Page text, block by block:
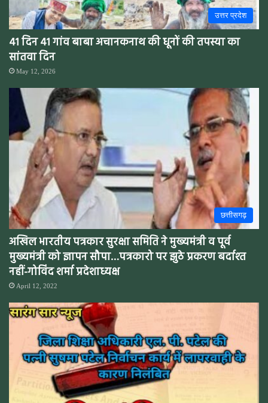
उत्तर प्रदेश
41 दिन 41 गांव बाबा अचानकनाथ की धूनों की तपस्या का
सांतवा दिन
May 12, 2026
छत्तीसगढ़
अखिल भारतीय पत्रकार सुरक्षा समिति ने मुख्यमंत्री व पूर्व
मुख्यमंत्री को ज्ञापन सौपा…पत्रकारो पर झुठे प्रकरण बर्दाश्त
नहीं-गोविंद शर्मा प्रदेशाध्यक्ष
April 12, 2022